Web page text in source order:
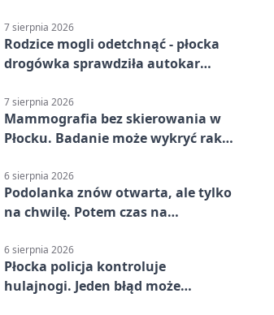
7 sierpnia 2026
Rodzice mogli odetchnąć - płocka
drogówka sprawdziła autokar
7 sierpnia 2026
Mammografia bez skierowania w
Płocku. Badanie może wykryć raka,
6 sierpnia 2026
Podolanka znów otwarta, ale tylko
na chwilę. Potem czas na
6 sierpnia 2026
Płocka policja kontroluje
hulajnogi. Jeden błąd może